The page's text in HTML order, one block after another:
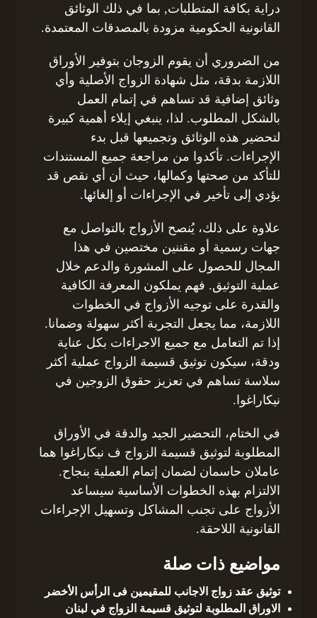
دراية بكافة المتطلبات, بما في ذلك الوثائق
القانونية الحكومية مزودة بالمصدقات المعتمدة.
من الضروري أن يقوم الزوجان بتوفير الأوراق
اللازمة بدقة، مثل شهادة الزواج الأصلية وأي
وثائق إضافية قد تساهم في إتمام العمل
بالشكل المطلوب. لذا، ينبغي إيلاء أهمية كبيرة
لتحضير هذه الوثائق وتجميعها قبل بدء
الإجراءات. تأكدوا من مراجعة جميع المستندات
للتأكد من صحتها وكمالها، حيث أن أي نقص قد
يؤدي إلى تأخير في الإجراءات أو إلغائها.
علاوة على ذلك، يُنصح الأزواج بالتواصل مع
جهات رسمية أو مقننين مختصين في هذا
المجال للحصول على المشورة والدعم خلال
عملية التوثيق. فهم يملكون المعرفة الكافية
والقدرة على توجيه الأزواج في الخطوات
اللازمة، مما يجعل التجربة أكثر سهولة وضمانا.
إذا تم التعامل مع جميع الاجراءات بكل عناية
ودقة، سيكون توثيق قسيمة الزواج عملية أكثر
سلاسة تساهم في تعزيز حقوق الزوجين في
نيكاراغوا.
في الختام، التحضير الجيد والدقة في الأوراق
المطلوبة لتوثيق قسيمة الزواج ف نيكاراغوا هما
عاملان حاسمان لضمان إتمام العملية بنجاح.
الالتزام بهذه الخطوات الأساسية سيساعد
الأزواج على تجنب المشاكل وتسهيل الإجراءات
القانونية اللاحقة.
مواضيع ذات صلة
توثيق عقد زواج الاجانب للمقيمين فى الرأس الأخضر
الاوراق المطلوبة لتوثيق قسيمة الزواج في لبنان